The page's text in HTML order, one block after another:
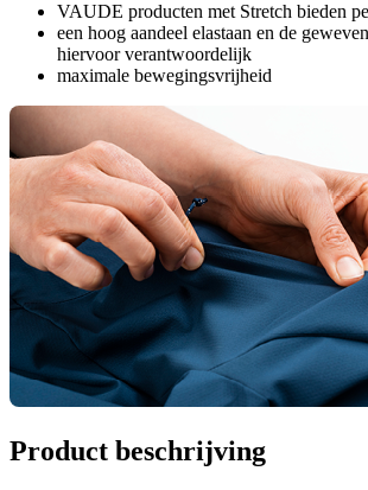
VAUDE producten met Stretch bieden
een hoog aandeel elastaan en de
hiervoor verantwoordelijk
maximale bewegingsvrijheid
Product beschrijving